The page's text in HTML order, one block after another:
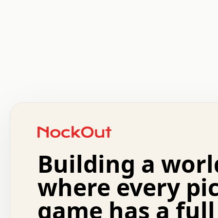
.   +   .   .   o   .   .   .   .   .   .   :   .
.   .   .   o   .   .   .   .   .   .   .   .   x   .
.   .   .   .   +   .   .   .   .   .   .   .   +
.   :   .   .   .   .   .   .   .   .   o   .   .
.   .   .   x   .   .   .   .   .   .   :   .   .   o
.   .   .   .   :   .   .   .   .   o   .   .   .
+   .   .   :   .   .   .   .   .   .   .   .   .
.   .   .   .   .   .   .   :   .   .   .   .   .
Building a
where every
game has a full